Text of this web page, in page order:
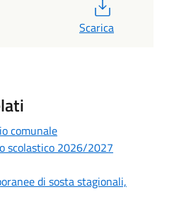
Scarica
comunale
scolastico 2026/2027
di sosta stagionali,